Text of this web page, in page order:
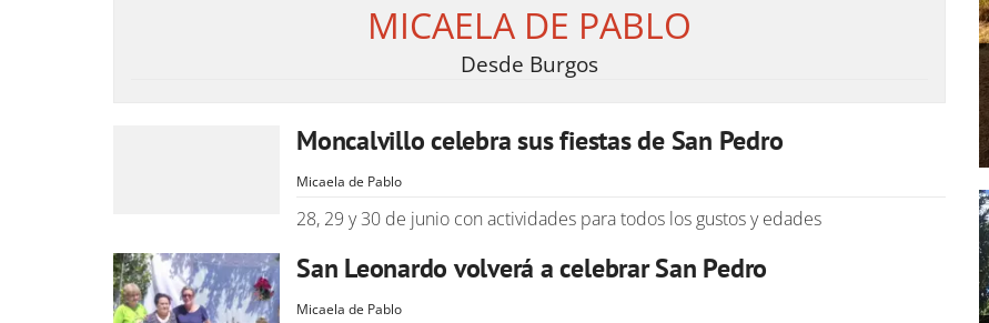
MICAELA DE PABLO
Desde Burgos
Moncalvillo celebra sus fiestas de San Pedro
Micaela de Pablo
28, 29 y 30 de junio con actividades para todos los gustos y edades
San Leonardo volverá a celebrar San Pedro
Micaela de Pablo